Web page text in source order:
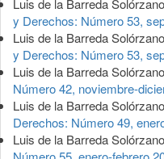
Luis de la Barreda
y Derechos: Número 53,
Luis de la Barreda
y Derechos: Número 53,
Luis de la Barreda
Número 42, noviembre-
Luis de la Barreda
Derechos: Número 49,
Luis de la Barreda